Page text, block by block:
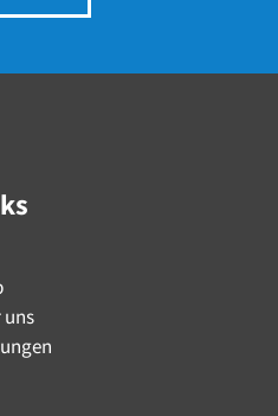
uns